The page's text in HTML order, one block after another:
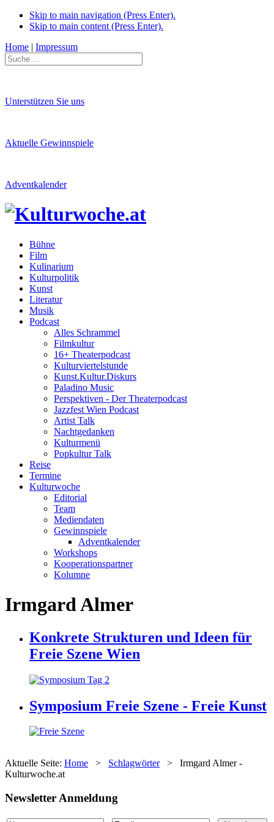
Skip to main navigation (Press Enter).
Skip to main content (Press Enter).
Home | Impressum
Unterstützen Sie uns
Aktuelle Gewinnspiele
Adventkalender
Bühne
Film
Kulinarium
Kulturpolitik
Kunst
Literatur
Musik
Podcast
Alles Schrammel
Filmkultur
16+ Theaterpodcast
Kulturviertelstunde
Kunst.Kultur.Diskurs
Paladino Music
Perspektiven - Der Theaterpodcast
Jazzfest Wien Podcast
Artist Talk
Nachtgedanken
Kulturmenü
Popkultur Talk
Reise
Termine
Kulturwoche
Editorial
Team
Mediendaten
Gewinnspiele
Adventkalender
Workshops
Kooperationspartner
Kolumne
Irmgard Almer
Konkrete Strukturen und Ideen für
Freie Szene Wien
Symposium Freie Szene - Freie Kunst
Aktuelle Seite: Home > Schlagwörter > Irmgard Almer -
Kulturwoche.at
Newsletter Anmeldung